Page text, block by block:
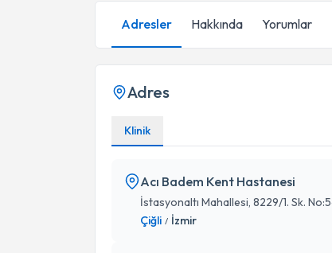
Adresler Hakkında Yorumlar
Adres
Klinik
Acı Badem Kent Hastanesi
İstasyonaltı Mahallesi, 8229/1. Sk.
Çiğli / İzmir